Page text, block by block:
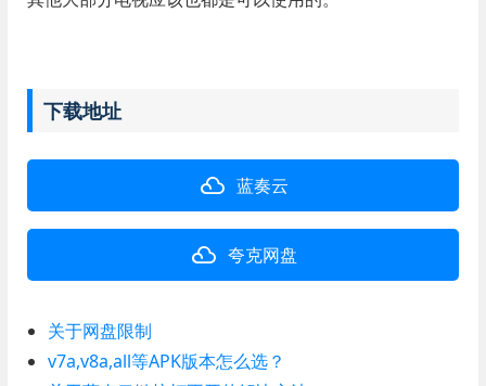
下载地址
蓝奏云
夸克网盘
关于网盘限制
v7a,v8a,all等APK版本怎么选？